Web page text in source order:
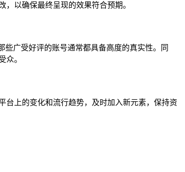
以确保最终呈现的效果符合预期。
广受好评的账号通常都具备高度的真实性。同
众。
台上的变化和流行趋势，及时加入新元素，保持资